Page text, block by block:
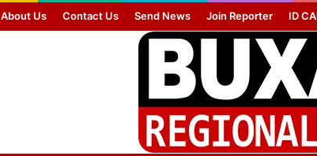
About Us Contact Us Send News Join Reporter ID